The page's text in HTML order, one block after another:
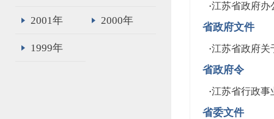
2001年 2000年
1999年
·江苏省政府办
省政府文件
·江苏省政府关
省政府令
·江苏省行政事
省委文件